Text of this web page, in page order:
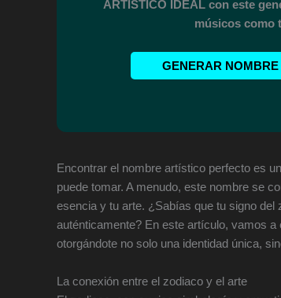
ARTÍSTICO IDEAL con este
músicos como
GENERAR
Encontrar el nombre artístico perfecto es
puede tomar. A menudo, este nombre se
esencia y tu arte. ¿Sabías que tu signo del
auténticamente? En este artículo, vamos a
otorgándote no solo una identidad única,
La conexión entre el zodiaco y el arte